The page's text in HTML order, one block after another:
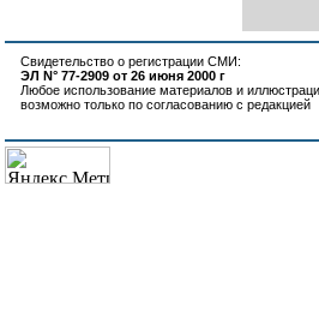
Свидетельство о регистрации СМИ:
ЭЛ N° 77-2909 от 26 июня 2000 г
Любое использование материалов и
возможно только по согласованию с редакцией